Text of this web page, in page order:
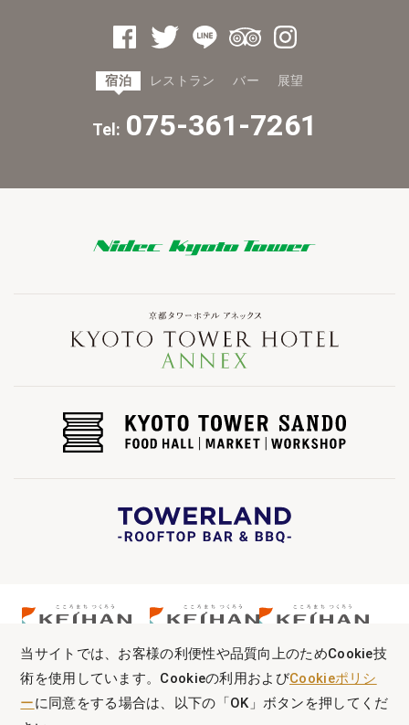
宿泊 レストラン バー 展望
Tel: 075-361-7261
当サイトでは、お客様の利便性や品質向上のためCookie技
術を使用しています。Cookieの利用およびCookieポリシ
ーに同意をする場合は、以下の「OK」ボタンを押してくだ